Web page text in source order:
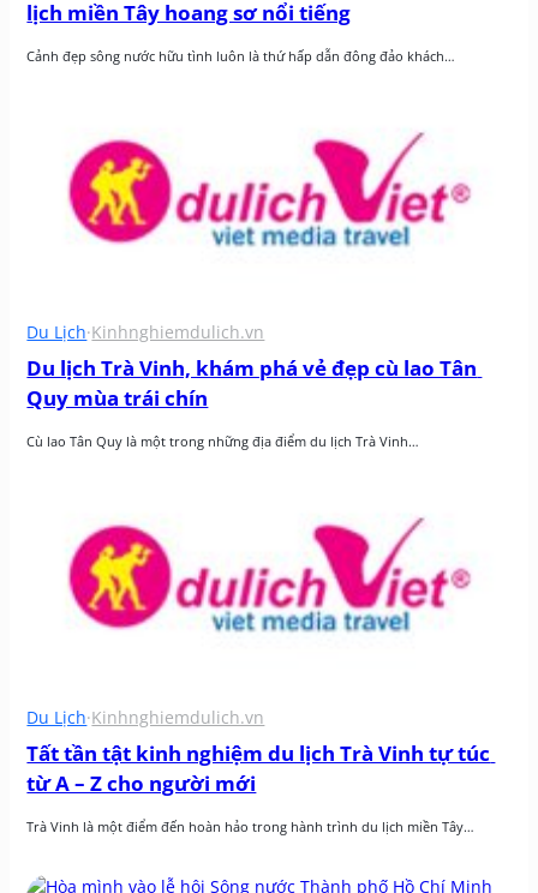
lịch miền Tây hoang sơ nổi tiếng
Cảnh đẹp sông nước hữu tình luôn là thứ hấp dẫn đông đảo khách…
Du Lịch·Kinhnghiemdulich.vn
Du lịch Trà Vinh, khám phá vẻ đẹp cù lao Tân
Quy mùa trái chín
Cù lao Tân Quy là một trong những địa điểm du lịch Trà Vinh…
Du Lịch·Kinhnghiemdulich.vn
Tất tần tật kinh nghiệm du lịch Trà Vinh tự túc
từ A – Z cho người mới
Trà Vinh là một điểm đến hoàn hảo trong hành trình du lịch miền Tây…